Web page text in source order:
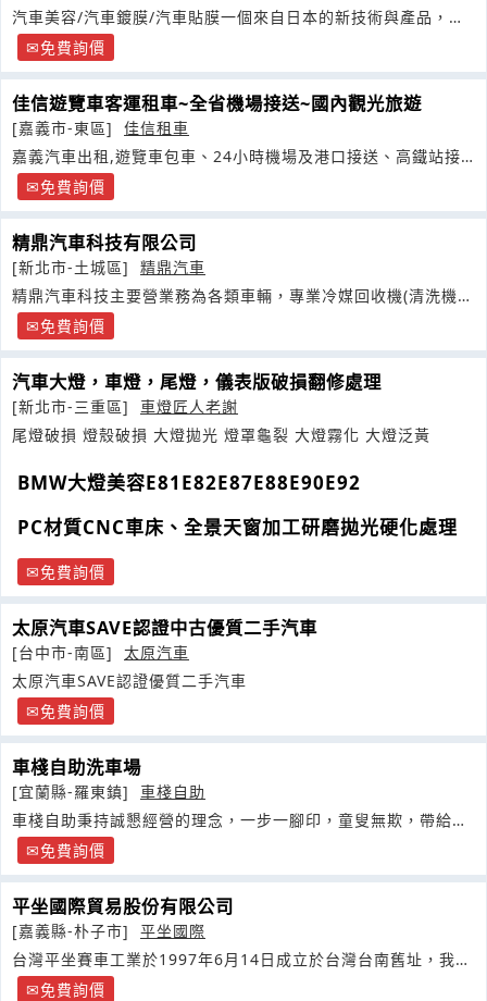
汽車美容/汽車鍍膜/汽車貼膜一個來自日本的新技術與產品，五
個用真誠服務的熱血年輕人
免費詢價
佳信遊覽車客運租車~全省機場接送~國內觀光旅遊
[嘉義市-東區]
佳信租車
嘉義汽車出租,遊覽車包車、24小時機場及港口接送、高鐵站接
送旅遊景點接送旅遊包車自由行包車
免費詢價
精鼎汽車科技有限公司
[新北市-土城區]
精鼎汽車
精鼎汽車科技主要營業務為各類車輛，專業冷媒回收機(清洗機)
專業製造
免費詢價
汽車大燈，車燈，尾燈，儀表版破損翻修處理
[新北市-三重區]
車燈匠人老謝
尾燈破損 燈殼破損 大燈拋光 燈罩龜裂 大燈霧化 大燈泛黃
BMW大燈美容E81E82E87E88E90E92
PC材質CNC車床、全景天窗加工研磨拋光硬化處理
免費詢價
太原汽車SAVE認證中古優質二手汽車
[台中市-南區]
太原汽車
太原汽車SAVE認證優質二手汽車
免費詢價
車棧自助洗車場
[宜蘭縣-羅東鎮]
車棧自助
車棧自助秉持誠懇經營的理念，一步一腳印，童叟無欺，帶給客
戶高品質
免費詢價
平坐國際貿易股份有限公司
[嘉義縣-朴子市]
平坐國際
台灣平坐賽車工業於1997年6月14日成立於台灣台南舊址，我們
以主力車手兼總經理
免費詢價